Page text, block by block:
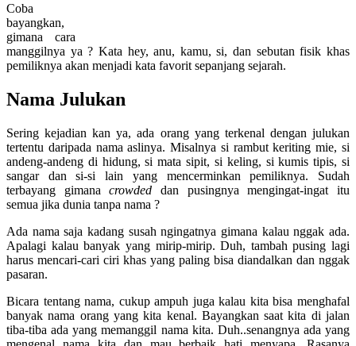
Coba
bayangkan,
gimana cara
manggilnya ya ? Kata hey, anu, kamu, si, dan sebutan fisik khas
pemiliknya akan menjadi kata favorit sepanjang sejarah.
Nama Julukan
Sering kejadian kan ya, ada orang yang terkenal dengan julukan
tertentu daripada nama aslinya. Misalnya si rambut keriting mie, si
andeng-andeng di hidung, si mata sipit, si keling, si kumis tipis, si
sangar dan si-si lain yang mencerminkan pemiliknya. Sudah
terbayang gimanacrowded dan pusingnya mengingat-ingat itu
semua jika dunia tanpa nama ?
Ada nama saja kadang susah ngingatnya gimana kalau nggak ada.
Apalagi kalau banyak yang mirip-mirip. Duh, tambah pusing lagi
harus mencari-cari ciri khas yang paling bisa diandalkan dan nggak
pasaran.
Bicara tentang nama, cukup ampuh juga kalau kita bisa menghafal
banyak nama orang yang kita kenal. Bayangkan saat kita di jalan
tiba-tiba ada yang memanggil nama kita. Duh..senangnya ada yang